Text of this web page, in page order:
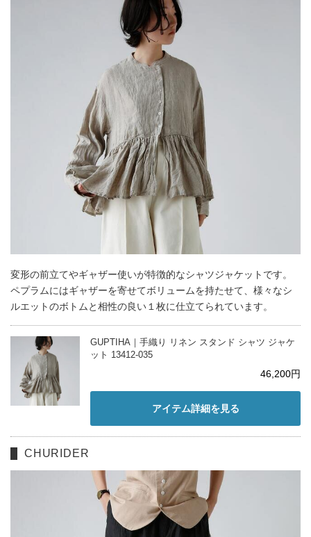
変形の前立てやギャザー使いが特徴的なシャツジャケットです。
ペプラムにはギャザーを寄せてボリュームを持たせて、様々なシ
ルエットのボトムと相性の良い１枚に仕立てられています。
GUPTIHA｜手織り リネン スタンド シャツ ジャケ
ット 13412-035
46,200円
アイテム詳細を見る
CHURIDER